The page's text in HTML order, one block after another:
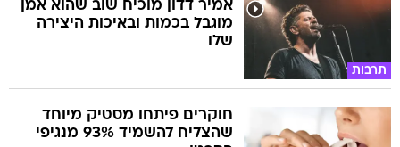
תרבות
אמיר דדון מוכיח שוב שהוא אמן
מוגבל בכמות ובאיכות היצירה
שלו
חוקרים פיתחו מסטיק מיוחד
שהצליח להשמיד 93% מנגיפי